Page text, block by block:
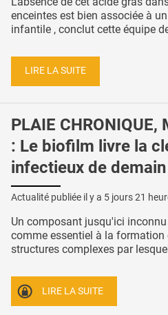
enceintes est bien associée à
infantile , conclut cette équipe
LIRE LA SUITE
PLAIE CHRONIQUE,
: Le biofilm livre la
infectieux de demain
Actualité publiée il y a 5 jours 21
Un composant jusqu'ici inconnu
comme essentiel à la formation
structures complexes par
LIRE LA SUITE